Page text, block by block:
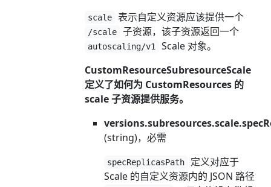
scale 表示自定义资源应该提供一个
/scale 子资源，该子资源返回一个
autoscaling/v1
Scale 对象。
CustomResourceSubresourceScale
定义了如何为 CustomResources 的
scale 子资源提供服务。
(string)，必需
specReplicasPath
定义对应于
Scale 的自定义资源内的 JSON 路径